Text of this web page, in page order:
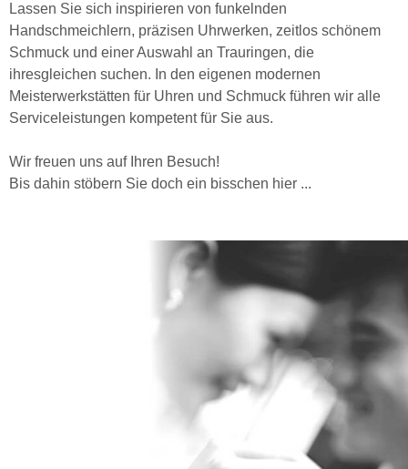
Lassen Sie sich inspirieren von funkelnden
Handschmeichlern, präzisen Uhrwerken, zeitlos schönem
Schmuck und einer Auswahl an Trauringen, die
ihresgleichen suchen. In den eigenen modernen
Meisterwerkstätten für Uhren und Schmuck führen wir alle
Serviceleistungen kompetent für Sie aus.
Wir freuen uns auf Ihren Besuch!
Bis dahin stöbern Sie doch ein bisschen hier ...